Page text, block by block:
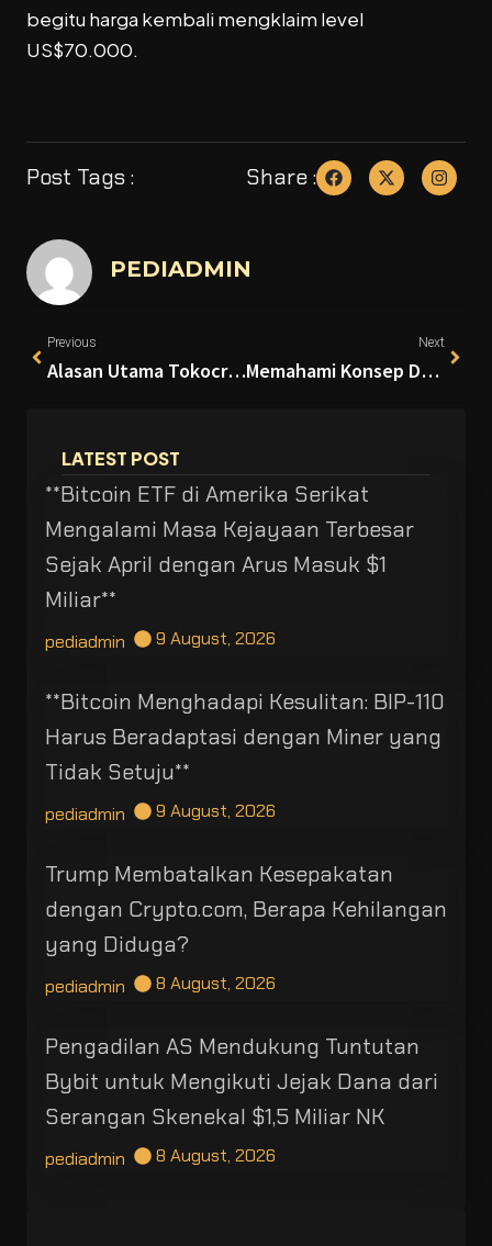
begitu harga kembali mengklaim level
US$70.000.
Post Tags : Share :
PEDIADMIN
Previous
Alasan Utama Tokocrypto Sambut Positif Aturan Baru OJK Soal Influencer Kripto
Next
Memahami Konsep Dasar NFT sebagai Aset Digital Masa Depan
LATEST POST
**Bitcoin ETF di Amerika Serikat
Mengalami Masa Kejayaan Terbesar
Sejak April dengan Arus Masuk $1
Miliar**
pediadmin 9 August, 2026
**Bitcoin Menghadapi Kesulitan: BIP-110
Harus Beradaptasi dengan Miner yang
Tidak Setuju**
pediadmin 9 August, 2026
Trump Membatalkan Kesepakatan
dengan Crypto.com, Berapa Kehilangan
yang Diduga?
pediadmin 8 August, 2026
Pengadilan AS Mendukung Tuntutan
Bybit untuk Mengikuti Jejak Dana dari
Serangan Skenekal $1,5 Miliar NK
pediadmin 8 August, 2026